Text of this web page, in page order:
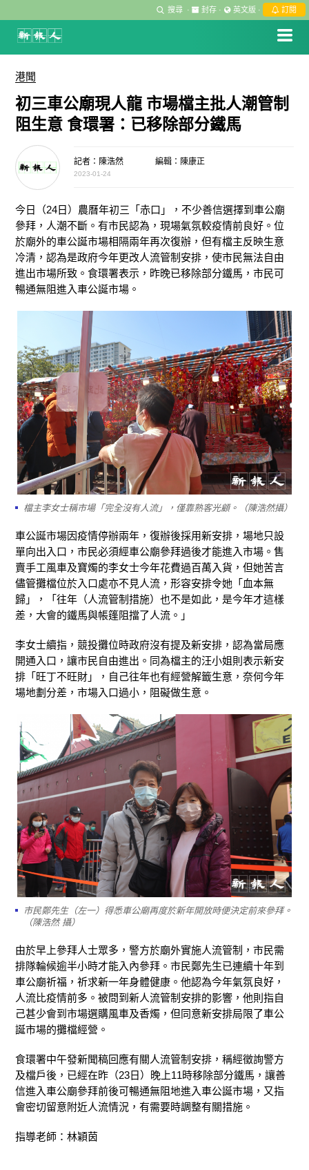
搜尋 · 封存 · 英文版 · 訂閱
港聞
初三車公廟現人龍 市場檔主批人潮管制
阻生意 食環署：已移除部分鐵馬
記者：陳浩然 編輯：陳康正
2023-01-24
今日（24日）農曆年初三「赤口」，不少善信選擇到車公廟
參拜，人潮不斷。有市民認為，現場氣氛較疫情前良好。位
於廟外的車公誕市場相隔兩年再次復辦，但有檔主反映生意
冷清，認為是政府今年更改人流管制安排，使市民無法自由
進出市場所致。食環署表示，昨晚已移除部分鐵馬，市民可
暢通無阻進入車公誕市場。
檔主李女士稱市場「完全沒有人流」，僅靠熟客光顧。（陳浩然攝）
車公誕市場因疫情停辦兩年，復辦後採用新安排，場地只設
單向出入口，市民必須經車公廟參拜過後才能進入市場。售
賣手工風車及寶燭的李女士今年花費過百萬入貨，但她苦言
儘管攤檔位於入口處亦不見人流，形容安排令她「血本無
歸」，「往年（人流管制措施）也不是如此，是今年才這樣
差，大會的鐵馬與帳篷阻擋了人流。」
李女士續指，競投攤位時政府沒有提及新安排，認為當局應
開通入口，讓市民自由進出。同為檔主的汪小姐則表示新安
排「旺丁不旺財」，自己往年也有經營解籤生意，奈何今年
場地劃分差，市場入口過小，阻礙做生意。
市民鄭先生（左一）得悉車公廟再度於新年開放時便決定前來參拜。
（陳浩然 攝）
由於早上參拜人士眾多，警方於廟外實施人流管制，市民需
排隊輪候逾半小時才能入內參拜。市民鄭先生已連續十年到
車公廟祈福，祈求新⼀年身體健康。他認為今年氣氛良好，
人流比疫情前多。被問到新人流管制安排的影響，他則指自
己甚少會到市場選購風車及香燭，但同意新安排局限了車公
誕市場的攤檔經營。
食環署中午發新聞稿回應有關人流管制安排，稱經徵詢警方
及檔戶後，已經在昨（23日）晚上11時移除部分鐵馬，讓善
信進入車公廟參拜前後可暢通無阻地進入車公誕市場，又指
會密切留意附近人流情況，有需要時調整有關措施。
指導老師：林穎茵